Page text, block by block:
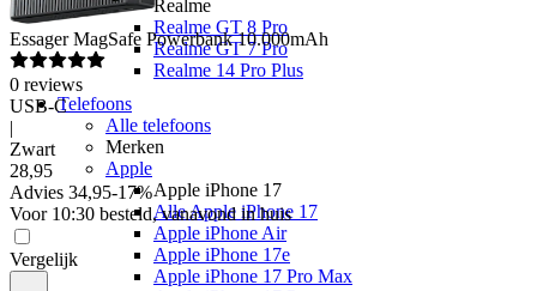
Realme
Realme GT 8 Pro
Realme GT 7 Pro
Realme 14 Pro Plus
Telefoons
Alle telefoons
Merken
Apple
Apple iPhone 17
Alle Apple iPhone 17
Apple iPhone Air
Apple iPhone 17e
Apple iPhone 17 Pro Max
Essager MagSafe Powerbank 10.000mAh
0 reviews
USB-C
|
Zwart
28,95
Advies 34,95-17%
Voor 10:30 besteld, vanavond in huis
Vergelijk